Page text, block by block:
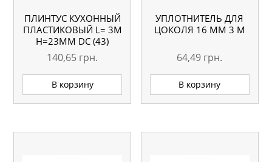
ПЛИНТУС КУХОННЫЙ
ПЛАСТИКОВЫЙ L= 3М
H=23ММ DC (43)
МЕТАЛИК
140,65 грн.
В корзину
УПЛОТНИТЕЛЬ ДЛЯ
ЦОКОЛЯ 16 ММ 3 М
64,49 грн.
В корзину